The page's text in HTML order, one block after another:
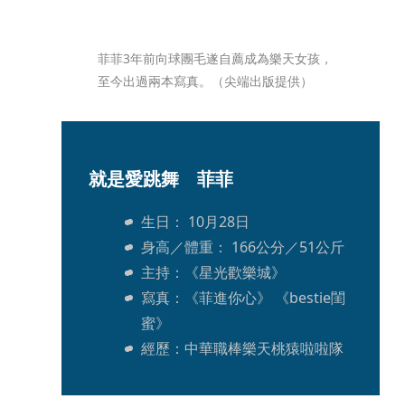
菲菲3年前向球團毛遂自薦成為樂天女孩，
至今出過兩本寫真。（尖端出版提供）
就是愛跳舞　菲菲
生日： 10月28日
身高／體重： 166公分／51公斤
主持：《星光歡樂城》
寫真：《菲進你心》 《bestie閨
蜜》
經歷：中華職棒樂天桃猿啦啦隊